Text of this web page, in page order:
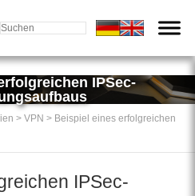
IPSec-
> VPN > Beispiel eines erfolgreichen
IPSec-